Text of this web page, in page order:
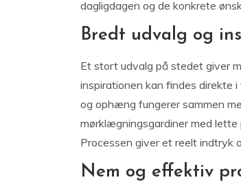
dagligdagen og de konkrete
Bredt udvalg og
Et stort udvalg på stedet giver
inspirationen kan findes direkte
og ophæng fungerer sammen
mørklægningsgardiner med
Processen giver et reelt indtryk
Nem og effektiv